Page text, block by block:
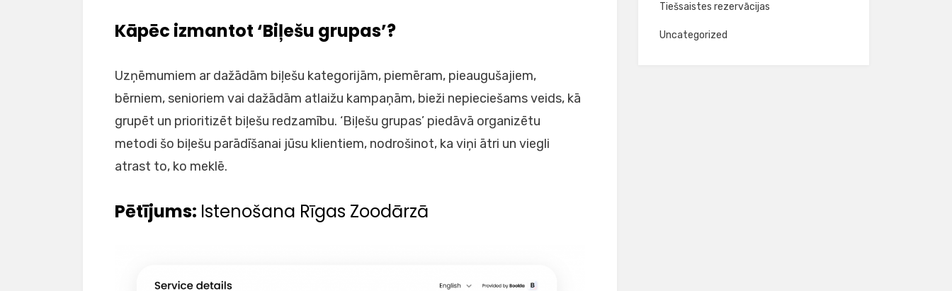
Kāpēc izmantot ‘Biļešu grupas’?
Uzņēmumiem ar dažādām biļešu kategorijām, piemēram, pieaugušajiem,
bērniem, senioriem vai dažādām atlaižu kampaņām, bieži nepieciešams veids, kā
grupēt un prioritizēt biļešu redzamību. ‘Biļešu grupas’ piedāvā organizētu
metodi šo biļešu parādīšanai jūsu klientiem, nodrošinot, ka viņi ātri un viegli
atrast to, ko meklē.
Pētījums: Istenošana Rīgas Zoodārzā
Tiešsaistes rezervācijas
Uncategorized